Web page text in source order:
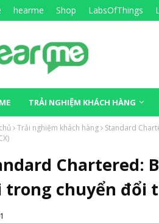
hearme Shop LabsOfThings
TRẢI NGHIỆM KHÁCH HÀNG
Trải nghiệm khách hàng
Standard
Chartered:
trong chuyển đổi